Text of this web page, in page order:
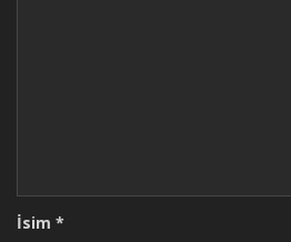
İsim *